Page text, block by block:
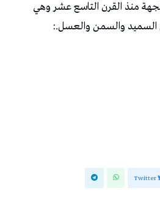
منذ القرن التاسع عشر وهي
السميد والسمن والعسل.:
Twitter